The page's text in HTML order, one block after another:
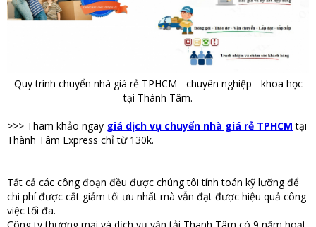
Quy trình chuyển nhà giá rẻ TPHCM - chuyên nghiệp - khoa học
tại Thành Tâm.
>>> Tham khảo ngay giá dịch vụ chuyển nhà giá rẻ TPHCM tại
Thành Tâm Express chỉ từ 130k.
Tất cả các công đoạn đều được chúng tôi tính toán kỹ lưỡng để
chi phí được cắt giảm tối ưu nhất mà vẫn đạt được hiệu quả công
việc tối đa.